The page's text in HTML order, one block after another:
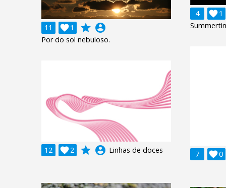
4 1

11 1
 grade account_circle
Por do sol nebuloso.
7 0

12 2
 grade account_circle Linhas de doces